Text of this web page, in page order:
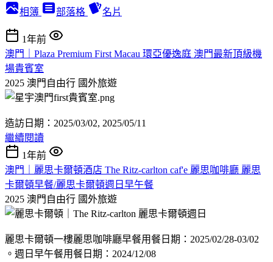
相簿 部落格 名片
1年前
澳門｜Plaza Premium First Macau 環亞優逸庭 澳門最新頂級機
場貴賓室
2025 澳門自由行 國外旅遊
造訪日期：2025/03/02, 2025/05/11
繼續閱讀
1年前
澳門｜麗思卡爾頓酒店 The Ritz-carlton caf'e 麗思咖啡廳 麗思
卡爾頓早餐/麗思卡爾頓週日早午餐
2025 澳門自由行 國外旅遊
麗思卡爾頓一樓麗思咖啡廳早餐用餐日期：2025/02/28-03/02
。週日早午餐用餐日期：2024/12/08